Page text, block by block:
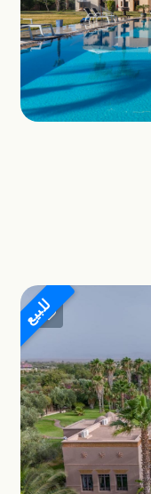
للبيع